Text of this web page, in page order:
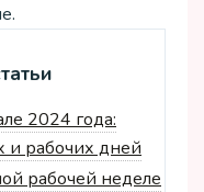
2024 года:
и рабочих дней
рабочей неделе